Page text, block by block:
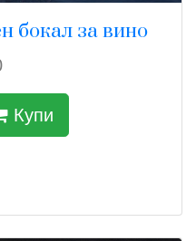
бокал за вино
Купи